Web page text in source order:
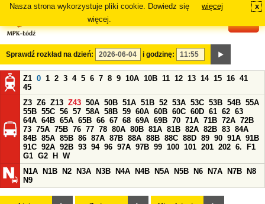
Nasza strona wykorzystuje pliki cookie. Dowiedz się
więcej.
więcej x
Sprawdź rozkład na dzień: i godzinę:
Z1 0 1 2 3 4 5 6 7 8 9 10A 10B 11 12 13 14 15 16 41
45
Z3 Z6 Z13 Z43 50A 50B 51A 51B 52 53A 53C 53B 54B 55A
55B 55C 56 57 58A 58B 59 60A 60B 60C 60D 61 62 63
64A 64B 65A 65B 66 67 68 69A 69B 70 71A 71B 72A 72B
73 75A 75B 76 77 78 80A 80B 81A 81B 82A 82B 83 84A
84B 85A 85B 86 87A 87B 88A 88B 88C 88D 89 90 91A 91B
91C 92A 92B 93 94 96 97A 97B 99 100 101 201 202 6.
F1
G1 G2 H
W
N1A
N1B N2 N3A N3B N4A N4B N5A N5B N6 N7A N7B
N8
N9